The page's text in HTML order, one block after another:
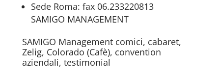
Sede Roma: fax 06.233220813
SAMIGO MANAGEMENT
SAMIGO Management comici, cabaret,
Zelig, Colorado (Cafè), convention
aziendali, testimonial